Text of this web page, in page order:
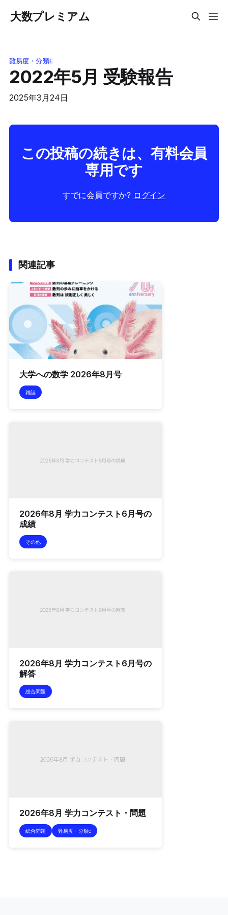
大数プレミアム
難易度・分類E
2022年5月 受験報告
2025年3月24日
この投稿の続きは、有料会員
専用です
すでに会員ですか? ログイン
関連記事
大学への数学 2026年8月号
雑誌
2026年8月 学力コンテスト6月号の
成績
その他
2026年8月 学力コンテスト6月号の
解答
総合問題
2026年8月 学力コンテスト・問題
総合問題 難易度・分類c